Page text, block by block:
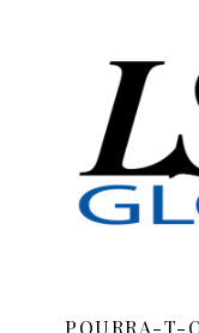
POURRA-T-